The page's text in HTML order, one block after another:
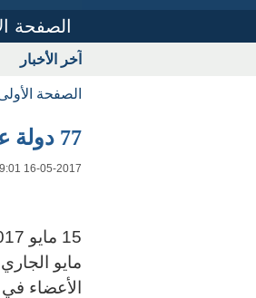
الصفحة
آخر الأخبار
الصفحة
77 دولة عضو في البنك الآسيوي للإستثمار في البنية التحتية
16-05-2017
الأعضاء في